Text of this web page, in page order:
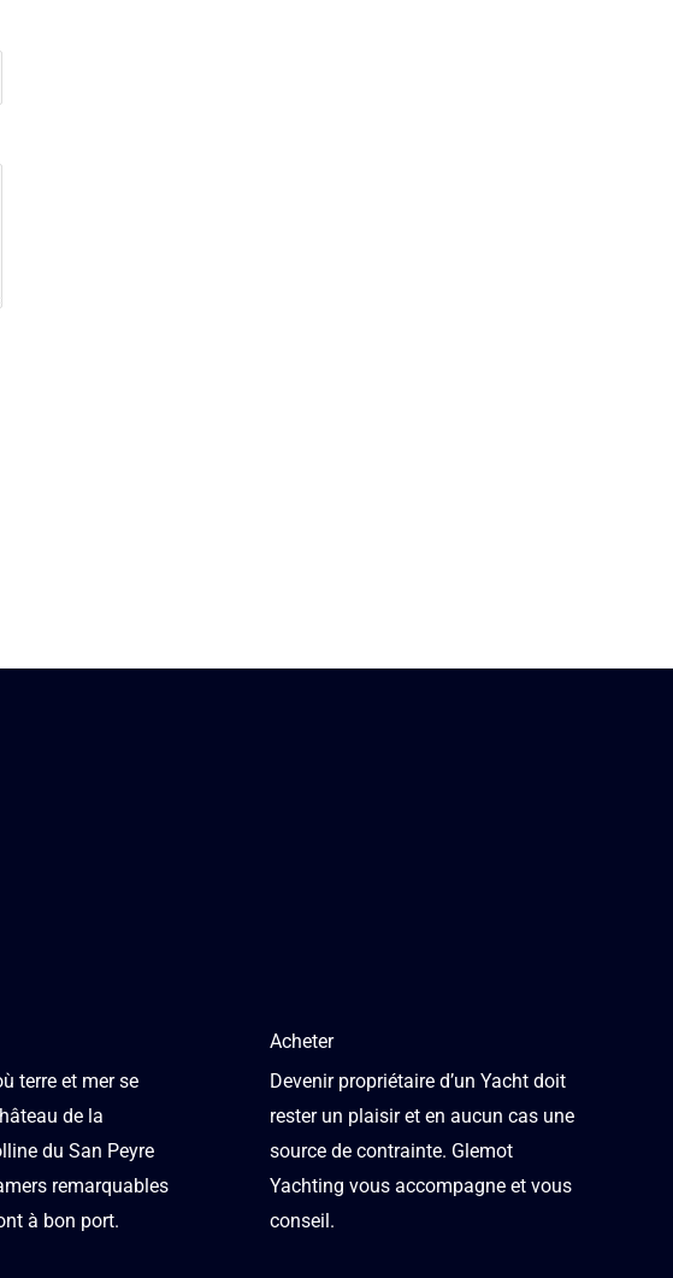
terre et mer se
de la
du San Peyre
remarquables
à bon port.
Acheter
Devenir propriétaire d’un Yacht doit
rester un plaisir et en aucun cas une
source de contrainte. Glemot
Yachting vous accompagne et vous
conseil.